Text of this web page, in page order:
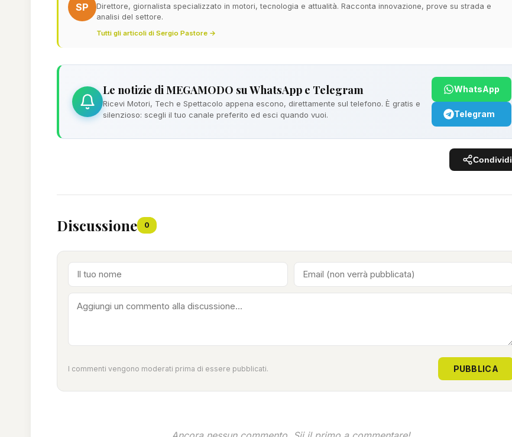
SP
Direttore, giornalista specializzato in motori, tecnologia e attualità. Racconta innovazione, prove su strada e
analisi del settore.
Tutti gli articoli di Sergio Pastore →
Le notizie di MEGAMODO su WhatsApp e Telegram
Ricevi Motori, Tech e Spettacolo appena escono, direttamente sul telefono. È gratis e
silenzioso: scegli il tuo canale preferito ed esci quando vuoi.
WhatsApp
Telegram
Condividi
Discussione 0
I commenti vengono moderati prima di essere pubblicati. PUBBLICA